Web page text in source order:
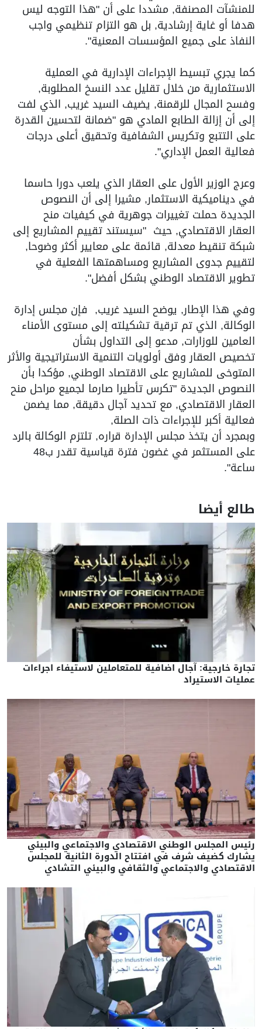
للمنشآت المصنفة, مشددا على أن "هذا التوجه ليس
هدفا أو غاية إرشادية, بل هو التزام تنظيمي واجب
النفاذ على جميع المؤسسات المعنية".
كما يجري تبسيط الإجراءات الإدارية في العملية
الاستثمارية من خلال تقليل عدد النسخ المطلوبة,
وفسح المجال للرقمنة, يضيف السيد غريب, الذي لفت
إلى أن إزالة الطابع المادي هو "ضمانة لتحسين القدرة
على التتبع وتكريس الشفافية وتحقيق أعلى درجات
فعالية العمل الإداري".
وعرج الوزير الأول على العقار الذي يلعب دورا حاسما
في ديناميكية الاستثمار, مشيرا إلى أن النصوص
الجديدة حملت تغييرات جوهرية في كيفيات منح
العقار الاقتصادي, حيث "سيستند تقييم المشاريع إلى
شبكة تنقيط معدلة, قائمة على معايير أكثر وضوحا,
لتقييم جدوى المشاريع ومساهمتها الفعلية في
تطوير الاقتصاد الوطني بشكل أفضل".
وفي هذا الإطار, يوضح السيد غريب, فإن مجلس إدارة
الوكالة, الذي تم ترقية تشكيلته إلى مستوى الأمناء
العامين للوزارات, مدعو إلى التداول بشأن
تخصيص العقار وفق أولويات التنمية الاستراتيجية والأثر
المتوخى للمشاريع على الاقتصاد الوطني, مؤكدا بأن
النصوص الجديدة "تكرس تأطيرا صارما لجميع مراحل منح
العقار الاقتصادي, مع تحديد آجال دقيقة, مما يضمن
فعالية أكبر للإجراءات ذات الصلة,
وبمجرد أن يتخذ مجلس الإدارة قراره, تلتزم الوكالة بالرد
على المستثمر في غضون فترة قياسية تقدر ب48
ساعة".
طالع أيضا
تجارة خارجية: آجال اضافية للمتعاملين لاستيفاء اجراءات
عمليات الاستيراد
رئيس المجلس الوطني الاقتصادي والاجتماعي والبيئي
يشارك كضيف شرف في افتتاح الدورة الثانية للمجلس
الاقتصادي والاجتماعي والثقافي والبيئي التشادي